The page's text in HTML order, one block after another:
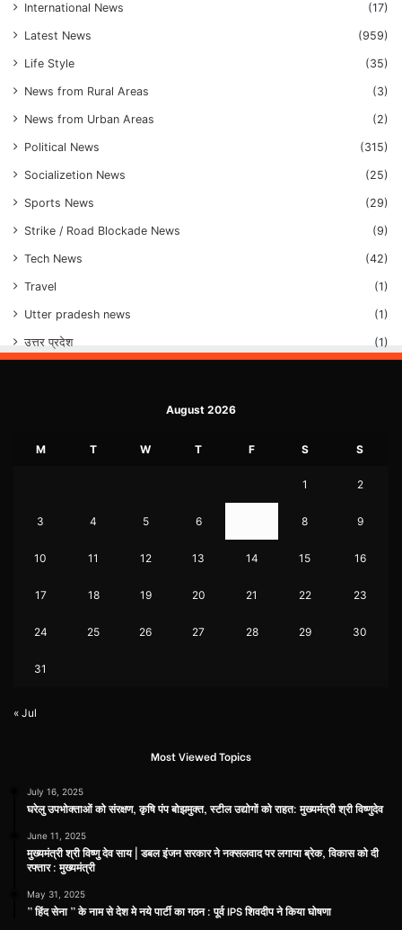
International News (17)
Latest News (959)
Life Style (35)
News from Rural Areas (3)
News from Urban Areas (2)
Political News (315)
Socializetion News (25)
Sports News (29)
Strike / Road Blockade News (9)
Tech News (42)
Travel (1)
Utter pradesh news (1)
उत्तर प्रदेश (1)
August 2026
M T W T F S S
1 2
3 4 5 6 8 9
10 11 12 13 14 15 16
17 18 19 20 21 22 23
24 25 26 27 28 29 30
31
« Jul
Most Viewed Topics
July 16, 2025
घरेलु उपभोक्ताओं को संरक्षण, कृषि पंप बोझमुक्त, स्टील उद्योगों को राहत: मुख्यमंत्री श्री विष्णुदेव
June 11, 2025
मुख्यमंत्री श्री विष्णु देव साय | डबल इंजन सरकार ने नक्सलवाद पर लगाया ब्रेक, विकास को दी
रफ्तार : मुख्यमंत्री
May 31, 2025
” हिंद सेना ” के नाम से देश मे नये पार्टी का गठन : पूर्व IPS शिवदीप ने किया घोषणा